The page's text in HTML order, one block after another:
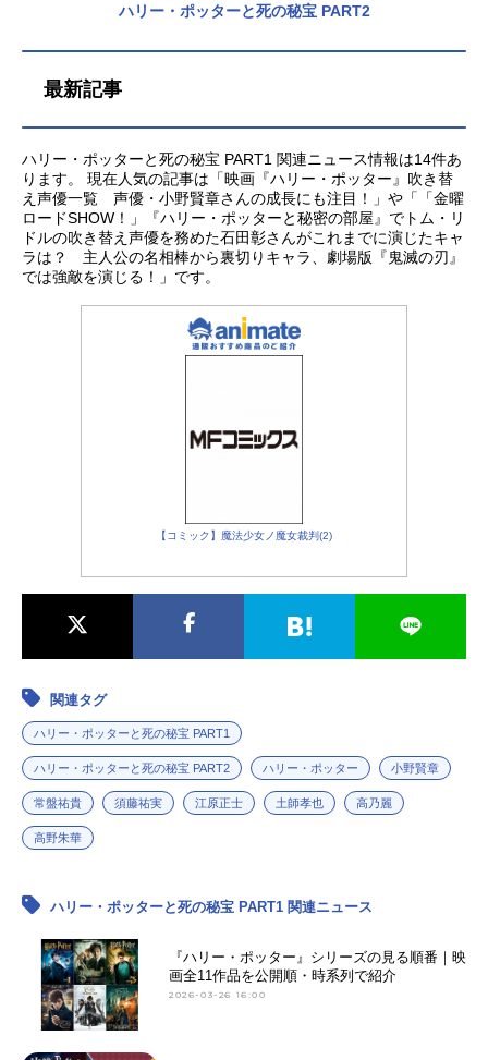
ハリー・ポッターと死の秘宝 PART2
最新記事
ハリー・ポッターと死の秘宝 PART1 関連ニュース情報は14件あ
ります。 現在人気の記事は「映画『ハリー・ポッター』吹き替
え声優一覧 声優・小野賢章さんの成長にも注目！」や「「金曜
ロードSHOW！」『ハリー・ポッターと秘密の部屋』でトム・リ
ドルの吹き替え声優を務めた石田彰さんがこれまでに演じたキャ
ラは？ 主人公の名相棒から裏切りキャラ、劇場版『鬼滅の刃』
では強敵を演じる！」です。
【コミック】魔法少女ノ魔女裁判(2)
関連タグ
ハリー・ポッターと死の秘宝 PART1
ハリー・ポッターと死の秘宝 PART2 ハリー・ポッター 小野賢章
常盤祐貴 須藤祐実 江原正士 土師孝也 高乃麗
高野朱華
ハリー・ポッターと死の秘宝 PART1 関連ニュース
『ハリー・ポッター』シリーズの見る順番｜映
画全11作品を公開順・時系列で紹介
2026-03-26 16:00